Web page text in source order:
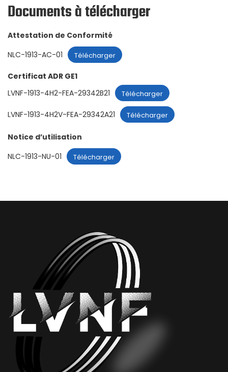
Documents à télécharger
Attestation de Conformité
NLC-1913-AC-01
Télécharger
Certificat ADR GE1
LVNF-1913-4H2-FEA-29342B21
Télécharger
LVNF-1913-4H2V-FEA-29342A21 Télécharger
Notice d’utilisation
NLC-1913-NU-01
Télécharger